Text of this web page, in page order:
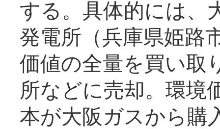
する。具体的には、
発電所（兵庫県姫路
価値の全量を買い取
所などに売却。環境
本が大阪ガスから購